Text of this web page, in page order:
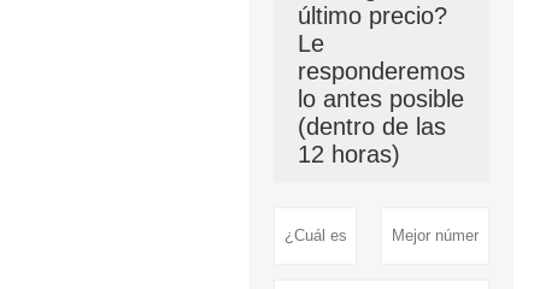
último precio?
Le
responderemos
lo antes posible
(dentro de las
12 horas)